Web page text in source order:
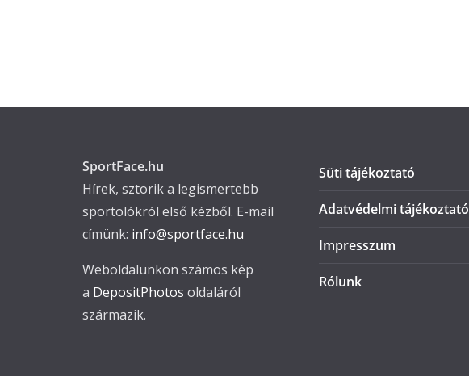
SportFace.hu
Hírek, sztorik a legismertebb
sportolókról első kézből. E-mail
címünk: info@sportface.hu
Weboldalunkon számos kép
a DepositPhotos oldaláról
származik.
Süti tájékoztató
Adatvédelmi tájékoztató
Impresszum
Rólunk